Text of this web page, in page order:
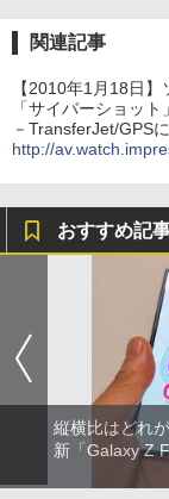
関連記事
【2010年1月18日
「サイバーショット」
－TransferJet/GPS
http://
おすすめ記
縦横比はどれ
新「Galaxy Z